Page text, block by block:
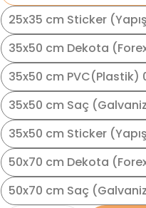
25x35 cm Sticker
35x50 cm Dekota
35x50 cm PVC(Plastik)
35x50 cm Saç
35x50 cm Sticker
50x70 cm Dekota
50x70 cm Saç